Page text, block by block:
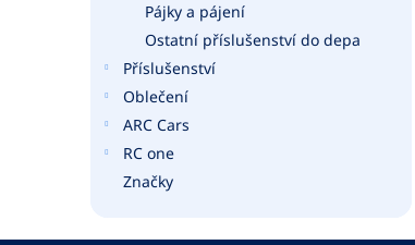
Pájky a pájení
Ostatní příslušenství do depa
Příslušenství
Oblečení
ARC Cars
RC one
Značky